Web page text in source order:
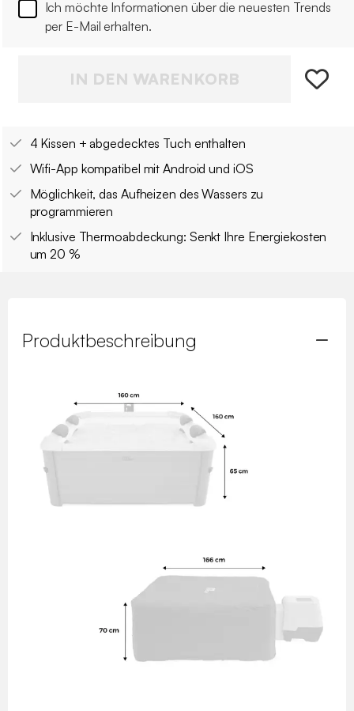
Ich möchte Informationen über die neuesten Trends
per E-Mail erhalten.
IN DEN WARENKORB
4 Kissen + abgedecktes Tuch enthalten
Wifi-App kompatibel mit Android und iOS
Möglichkeit, das Aufheizen des Wassers zu
programmieren
Inklusive Thermoabdeckung: Senkt Ihre Energiekosten
um 20 %
Produktbeschreibung